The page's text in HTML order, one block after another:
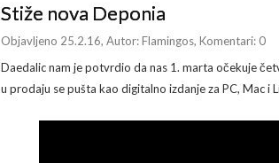
Stiže nova Deponia
Objavljeno 25.2.16, Autor:Flamingos, Komentari: 0
Daedalic nam je potvrdio da nas 1. marta očekuje
u prodaju se pušta kao digitalno izdanje za PC, Mac i